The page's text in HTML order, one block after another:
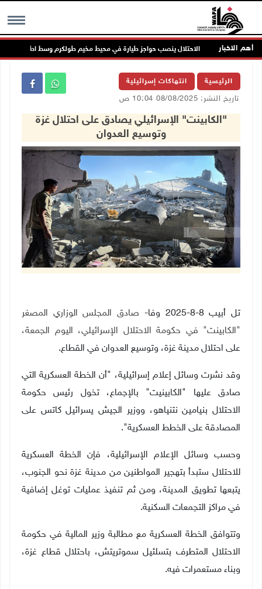
MENU أهم الاخبار الاحتلال ينصب حواجز طيارة في محيط مخيم طولكرم وسط اطلاق كثيف
الرئيسية انتهاكات إسرائيلية
تاريخ النشر: 08/08/2025 10:04 ص
"الكابينت" الإسرائيلي يصادق على احتلال غزة
وتوسيع العدوان
تل أبيب 8-8-2025 وفا-
صادق المجلس الوزاري المصغر
"الكابينت" في حكومة الاحتلال الإسرائيلي، اليوم الجمعة،
على احتلال مدينة غزة، وتوسيع العدوان في القطاع.
وقد نشرت وسائل إعلام إسرائيلية، "أن الخطة العسكرية التي
صادق عليها "الكابينيت" بالإجماع، تخول رئيس حكومة
الاحتلال بنيامين نتنياهو، ووزير الجيش يسرائيل كاتس على
المصادقة على الخطط العسكرية".
وحسب وسائل الإعلام الإسرائيلية، فإن الخطة العسكرية
للاحتلال ستبدأ بتهجير المواطنين من مدينة غزة نحو الجنوب،
يتبعها تطويق المدينة، ومن ثم تنفيذ عمليات توغل إضافية
في مراكز التجمعات السكنية.
وتتوافق الخطة العسكرية مع مطالبة وزير المالية في حكومة
الاحتلال المتطرف بتسلئيل سموتريتش، باحتلال قطاع غزة،
وبناء مستعمرات فيه.